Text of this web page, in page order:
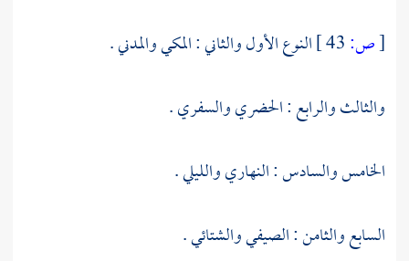
[ص:
النوع الأول والثاني : المكي والمدني .
والثالث والرابع : الحضري والسفري .
الخامس والسادس : النهاري والليلي .
السابع والثامن : الصيفي والشتائي .